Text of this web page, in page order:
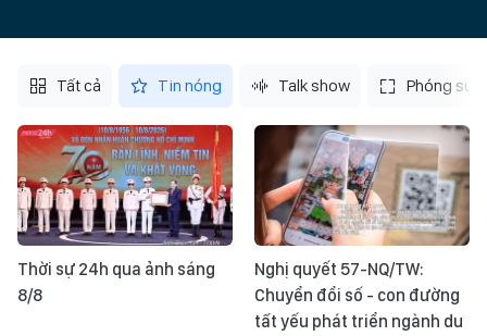
Tất cả Tin nóng Talk show Phóng sự
Thời sự 24h qua ảnh sáng
8/8
Nghị quyết 57-NQ/TW:
Chuyển đổi số - con đường
tất yếu phát triển ngành du